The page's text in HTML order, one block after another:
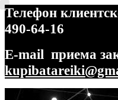
Телефон
490-64-16
E-mail приема
Перейти
Перейти